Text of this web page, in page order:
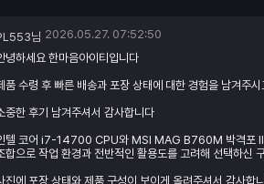
님 2026.05.27. 07:52:50
녕하세요 한마음아이티입니다
품 수령 후 빠른 배송과 포장 상태에 대한 경험을 남겨주
중한 후기 남겨주셔서 감사합니다
텔 코어 i7-14700 CPU와 MSI MAG B760M 박격포 II
합으로 작업 환경과 전반적인 활용도를 고려해 선택하신
진에 포장 상태와 제품 구성이 보이게 올려주셔서 감사합